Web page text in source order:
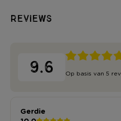
Reviews
9.6 Op basis van 5
Gerdie